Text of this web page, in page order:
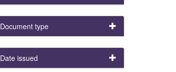
Document type
Date issued